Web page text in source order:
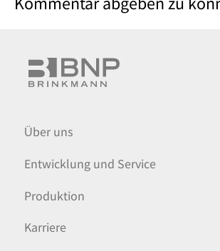
Über uns
Entwicklung und Service
Produktion
Karriere